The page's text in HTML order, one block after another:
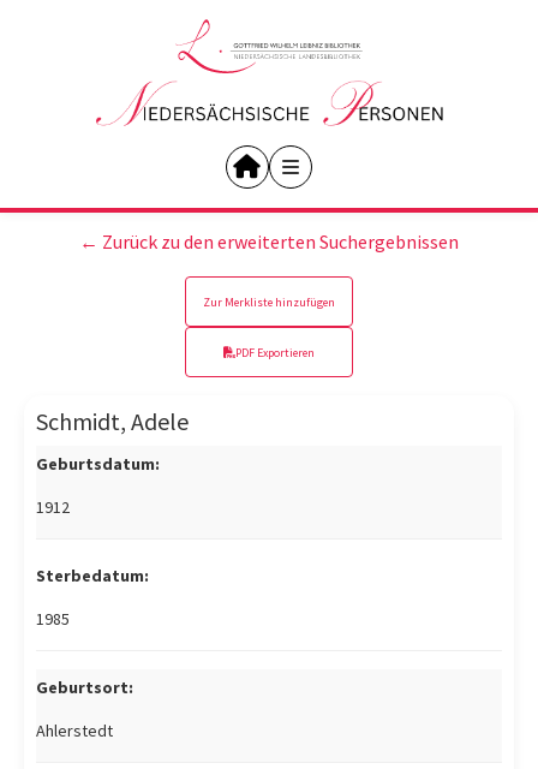
← Zurück zu den erweiterten Suchergebnissen
Zur Merkliste hinzufügen
PDF Exportieren
Schmidt, Adele
Geburtsdatum:
1912
Sterbedatum:
1985
Geburtsort:
Ahlerstedt